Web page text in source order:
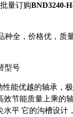
量订购BND3240-
种全，价格优，质
型号
能优越的轴承，
节能质量上乘的
平 它的沟槽设计